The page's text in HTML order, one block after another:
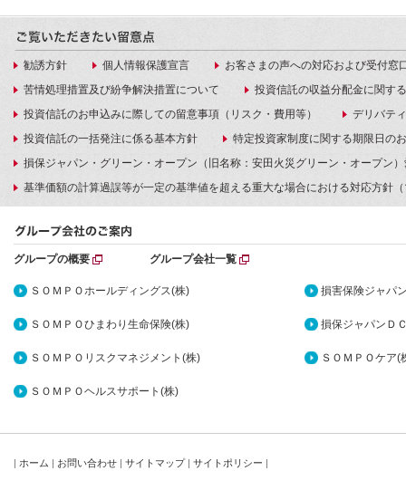
勧誘方針 個人情報保護宣言
お客さまの声への対応および受付窓
苦情処理措置及び紛争解決措置について
投資信託の収益分配金に関す
投資信託のお申込みに際しての留意事項（リスク・費用等）
デリバテ
投資信託の一括発注に係る基本方針
特定投資家制度に関する期限日の
損保ジャパン・グリーン・オープン（旧名称：安田火災グリーン・オープン
基準価額の計算過誤等が一定の基準値を超える重大な場合における対応方針
グループの概要 グループ会社一覧
ＳＯＭＰＯホールディングス(株) 損害保険ジャパ
ＳＯＭＰＯひまわり生命保険(株) 損保ジャパンＤ
ＳＯＭＰＯリスクマネジメント(株) ＳＯＭＰＯケア(
ＳＯＭＰＯヘルスサポート(株)
ホーム お問い合わせ サイトマップ サイトポリシー